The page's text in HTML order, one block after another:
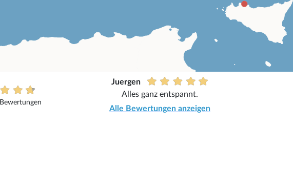
Bewertungen
Juergen
Alles ganz entspannt.
Alle Bewertungen anzeigen